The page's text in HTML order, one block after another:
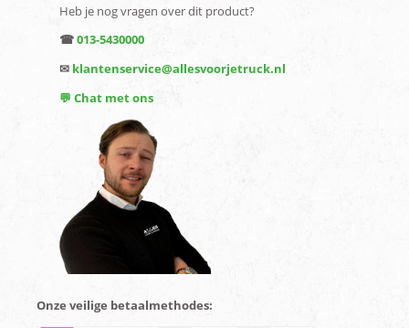
Heb je nog vragen over dit product?
☎013-5430000
✉ klantenservice@allesvoorjetruck.nl
💬 Chat met ons
Onze veilige betaalmethodes: